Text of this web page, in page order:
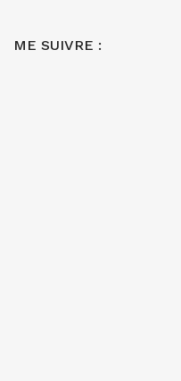
ME SUIVRE :